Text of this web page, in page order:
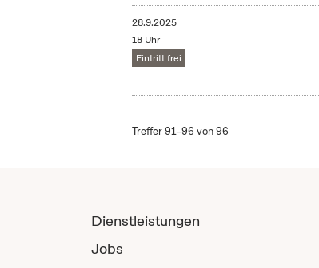
28.9.2025
18 Uhr
Eintritt frei
Treffer 91–96 von 96
Dienstleistungen
Jobs